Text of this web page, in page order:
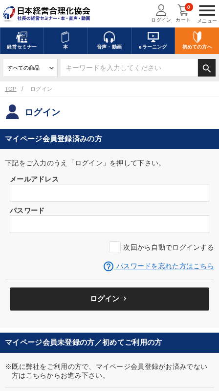
menu
メニュー
ログイン カート
0
経営セミナー 本 音声・動画 eラーニング 初めての方へ
search
TOP ログイン
ログイン
マイページ会員登録済みの方
下記をご入力のうえ「ログイン」を押して下さい。
メールアドレス
パスワード
次回から自動でログインする
help_outline パスワードを忘れた方はこちら
ログイン keyboard_arrow_right
マイページ会員未登録の方／初めてご利用の方
※既に弊社をご利用の方で、マイページ会員登録がお済みでない
方はこちらからお進み下さい。